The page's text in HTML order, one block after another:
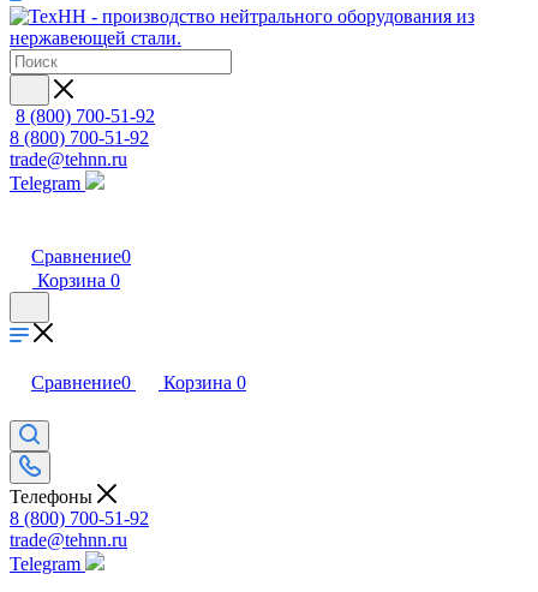
8 (800) 700-51-92
8 (800) 700-51-92
trade@tehnn.ru
Telegram
Сравнение0
Корзина 0
Сравнение0 Корзина 0
Телефоны
8 (800) 700-51-92
trade@tehnn.ru
Telegram